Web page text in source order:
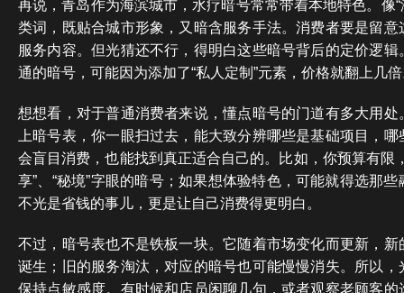
再说，青岛作为海滨城市，水疗暗号常常带着本地特色。像“
类词，既贴合城市形象，又暗含服务手法。消费者要是留
服务内容。但光猜还不行，得明白这些暗号背后的定价逻
通的暗号，可能因为添加了“私人定制”元素，价格就翻上几
想想看，对于普通消费者来说，懂点暗号的门道有多大用
上暗号表，你一眼扫过去，能大致分辨哪些是基础项目，
会盲目消费，也能找到真正适合自己的。比如，你预算有限
享”、“秘境”字眼的暗号；如果想体验特色，可能就得选那
不光是省钱的事儿，更是让自己消费得更明白。
不过，暗号表也不是铁板一块。它随着市场变化而更新，
诞生；旧的服务淘汰，对应的暗号也可能慢慢消失。所以
保持点敏感度。有时候和店员闲聊几句，或者观察老顾客